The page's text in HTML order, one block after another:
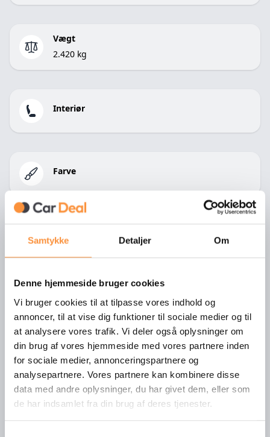
Samtykke Detaljer Om
Denne hjemmeside bruger cookies
Vi bruger cookies til at tilpasse vores indhold og
annoncer, til at vise dig funktioner til sociale medier og til
at analysere vores trafik. Vi deler også oplysninger om
din brug af vores hjemmeside med vores partnere inden
for sociale medier, annonceringspartnere og
analysepartnere. Vores partnere kan kombinere disse
data med andre oplysninger, du har givet dem, eller som
de har indsamlet fra din brug af deres tjenester.
Vægt
2.420 kg
Interiør
Farve
Bilens udstyr
360° kamera
ABS-bremser
Adaptiv fartpilot
Alufælge
Android Auto